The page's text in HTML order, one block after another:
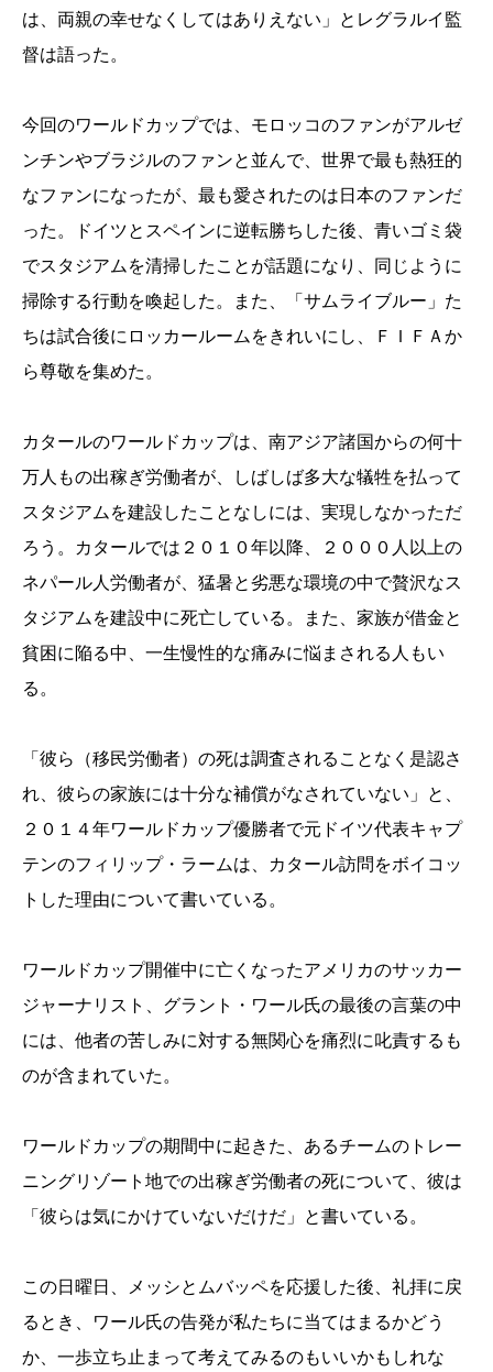
は、両親の幸せなくしてはありえない」とレグラルイ監
督は語った。
今回のワールドカップでは、モロッコのファンがアルゼ
ンチンやブラジルのファンと並んで、世界で最も熱狂的
なファンになったが、最も愛されたのは日本のファンだ
った。ドイツとスペインに逆転勝ちした後、青いゴミ袋
でスタジアムを清掃したことが話題になり、同じように
掃除する行動を喚起した。また、「サムライブルー」た
ちは試合後にロッカールームをきれいにし、ＦＩＦＡか
ら尊敬を集めた。
カタールのワールドカップは、南アジア諸国からの何十
万人もの出稼ぎ労働者が、しばしば多大な犠牲を払って
スタジアムを建設したことなしには、実現しなかっただ
ろう。カタールでは２０１０年以降、２０００人以上の
ネパール人労働者が、猛暑と劣悪な環境の中で贅沢なス
タジアムを建設中に死亡している。また、家族が借金と
貧困に陥る中、一生慢性的な痛みに悩まされる人もい
る。
「彼ら（移民労働者）の死は調査されることなく是認さ
れ、彼らの家族には十分な補償がなされていない」と、
２０１４年ワールドカップ優勝者で元ドイツ代表キャプ
テンのフィリップ・ラームは、カタール訪問をボイコッ
トした理由について書いている。
ワールドカップ開催中に亡くなったアメリカのサッカー
ジャーナリスト、グラント・ワール氏の最後の言葉の中
には、他者の苦しみに対する無関心を痛烈に叱責するも
のが含まれていた。
ワールドカップの期間中に起きた、あるチームのトレー
ニングリゾート地での出稼ぎ労働者の死について、彼は
「彼らは気にかけていないだけだ」と書いている。
この日曜日、メッシとムバッペを応援した後、礼拝に戻
るとき、ワール氏の告発が私たちに当てはまるかどう
か、一歩立ち止まって考えてみるのもいいかもしれな